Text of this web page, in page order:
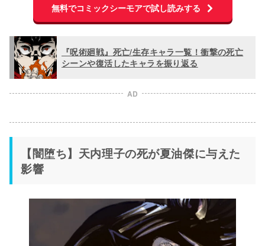
無料でコミックシーモアで試し読みする
『呪術廻戦』死亡/生存キャラ一覧！衝撃の死亡
シーンや復活したキャラを振り返る
AD
【闇堕ち】天内理子の死が夏油傑に与えた
影響